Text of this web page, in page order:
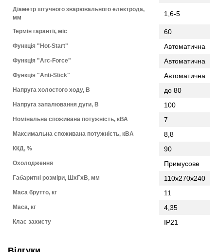
Діаметр штучного зварювального електрода,
мм
1,6-5
Термін гарантії, міс 60
Функція "Hot-Start" Автоматична
Функція "Arc-Force" Автоматична
Функція "Anti-Stick" Автоматична
Напруга холостого ходу, В до 80
Напруга запалювання дуги, В 100
Номінальна споживана потужність, кВА 7
Максимальна споживана потужність, кВA 8,8
ККД, % 90
Охолодження Примусове
Габаритні розміри, ШxГxВ, мм 110х270х240
Маса брутто, кг 11
Маса, кг 4,35
Клас захисту IP21